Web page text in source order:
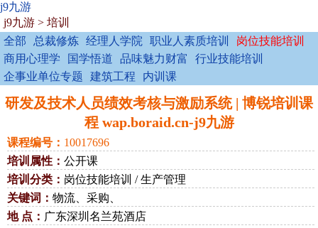
j9九游
j9九游 > 培训
全部
总裁修炼 经理人学院 职业人素质培训
岗位技能培训
商用心理学
国学悟道 品味魅力财富
行业技能培训
企事业单位专题
建筑工程 内训课
研发及技术人员绩效考核与激励系统 | 博锐培训课
程 wap.boraid.cn-j9九游
课程编号： 10017696
培训属性： 公开课
培训分类： 岗位技能培训 / 生产管理
关键词： 物流、采购、
地 点： 广东深圳名兰苑酒店